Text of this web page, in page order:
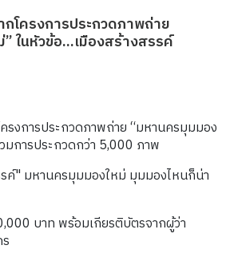
โครงการประกวดภาพถ่าย
ในหัวข้อ...เมืองสร้างสรรค์
รงการประกวดภาพถ่าย “มหานครมุมมอง
มการประกวดกว่า 5,000 ภาพ
ค์" มหานครมุมมองใหม่ มุมมองไหนก็น่า
บาท พร้อมเกียรติบัตรจากผู้ว่า